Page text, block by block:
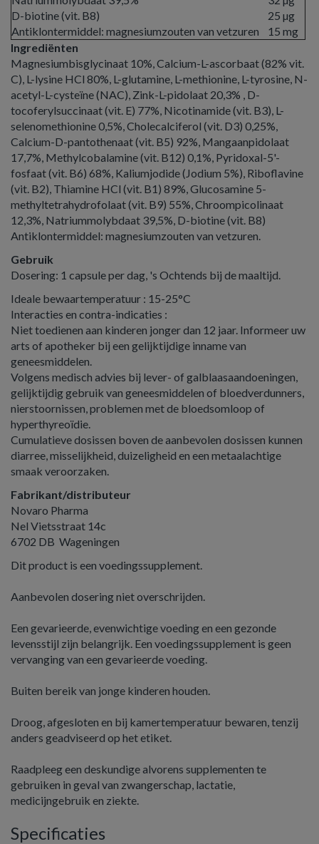
D-biotine (vit. B8)
25 µg
Antiklontermiddel: magnesiumzouten van vetzuren
15 mg
Ingrediënten
Magnesiumbisglycinaat 10%, Calcium-L-ascorbaat (82% vit.
C), L-lysine HCl 80%, L-glutamine, L-methionine, L-tyrosine, N-
acetyl-L-cysteïne (NAC), Zink-L-pidolaat 20,3% , D-
tocoferylsuccinaat (vit. E) 77%, Nicotinamide (vit. B3), L-
selenomethionine 0,5%, Cholecalciferol (vit. D3) 0,25%,
Calcium-D-pantothenaat (vit. B5) 92%, Mangaanpidolaat
17,7%, Methylcobalamine (vit. B12) 0,1%, Pyridoxal-5'-
fosfaat (vit. B6) 68%, Kaliumjodide (Jodium 5%), Riboflavine
(vit. B2), Thiamine HCl (vit. B1) 89%, Glucosamine 5-
methyltetrahydrofolaat (vit. B9) 55%, Chroompicolinaat
12,3%, Natriummolybdaat 39,5%, D-biotine (vit. B8)
Antiklontermiddel: magnesiumzouten van vetzuren.
Gebruik
Dosering: 1 capsule per dag, 's Ochtends bij de maaltijd.
Ideale bewaartemperatuur : 15-25°C
Interacties en contra-indicaties :
Niet toedienen aan kinderen jonger dan 12 jaar. Informeer uw
arts of apotheker bij een gelijktijdige inname van
geneesmiddelen.
Volgens medisch advies bij lever- of galblaasaandoeningen,
gelijktijdig gebruik van geneesmiddelen of bloedverdunners,
nierstoornissen, problemen met de bloedsomloop of
hyperthyreoïdie.
Cumulatieve dosissen boven de aanbevolen dosissen kunnen
diarree, misselijkheid, duizeligheid en een metaalachtige
smaak veroorzaken.
Fabrikant/distributeur
Novaro Pharma
Nel Vietsstraat 14c
6702 DB Wageningen
Dit product is een voedingssupplement.
Aanbevolen dosering niet overschrijden.
Een gevarieerde, evenwichtige voeding en een gezonde
levensstijl zijn belangrijk. Een voedingssupplement is geen
vervanging van een gevarieerde voeding.
Buiten bereik van jonge kinderen houden.
Droog, afgesloten en bij kamertemperatuur bewaren, tenzij
anders geadviseerd op het etiket.
Raadpleeg een deskundige alvorens supplementen te
gebruiken in geval van zwangerschap, lactatie,
medicijngebruik en ziekte.
Specificaties